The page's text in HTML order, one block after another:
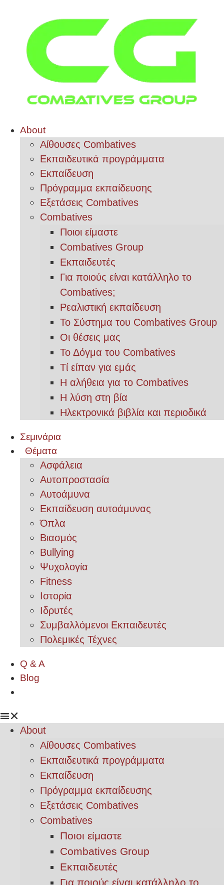
About
Αίθουσες Combatives
Εκπαιδευτικά προγράμματα
Εκπαίδευση
Πρόγραμμα εκπαίδευσης
Εξετάσεις Combatives
Combatives
Ποιοι είμαστε
Combatives Group
Εκπαιδευτές
Για ποιούς είναι κατάλληλο το
Combatives;
Ρεαλιστική εκπαίδευση
Το Σύστημα του Combatives Group
Οι θέσεις μας
Το Δόγμα του Combatives
Τί είπαν για εμάς
Η αλήθεια για το Combatives
Η λύση στη βία
Ηλεκτρονικά βιβλία και περιοδικά
Σεμινάρια
Θέματα
Ασφάλεια
Αυτοπροστασία
Αυτοάμυνα
Εκπαίδευση αυτοάμυνας
Όπλα
Βιασμός
Bullying
Ψυχολογία
Fitness
Ιστορία
Ιδρυτές
Συμβαλλόμενοι Εκπαιδευτές
Πολεμικές Τέχνες
Q & A
Blog
About
Αίθουσες Combatives
Εκπαιδευτικά προγράμματα
Εκπαίδευση
Πρόγραμμα εκπαίδευσης
Εξετάσεις Combatives
Combatives
Ποιοι είμαστε
Combatives Group
Εκπαιδευτές
Για ποιούς είναι κατάλληλο το